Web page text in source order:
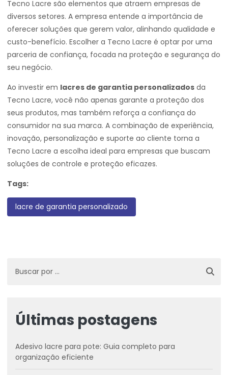
Tecno Lacre são elementos que atraem empresas de
diversos setores. A empresa entende a importância de
oferecer soluções que gerem valor, alinhando qualidade e
custo-benefício. Escolher a Tecno Lacre é optar por uma
parceria de confiança, focada na proteção e segurança do
seu negócio.
Ao investir em lacres de garantia personalizados da
Tecno Lacre, você não apenas garante a proteção dos
seus produtos, mas também reforça a confiança do
consumidor na sua marca. A combinação de experiência,
inovação, personalização e suporte ao cliente torna a
Tecno Lacre a escolha ideal para empresas que buscam
soluções de controle e proteção eficazes.
Tags:
lacre de garantia personalizado
Últimas postagens
Adesivo lacre para pote: Guia completo para
organização eficiente